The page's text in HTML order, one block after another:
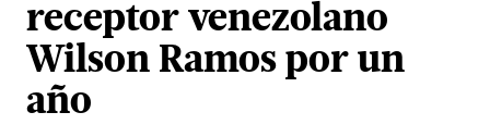
receptor venezolano
Wilson Ramos por un
año